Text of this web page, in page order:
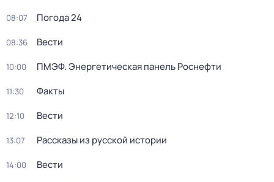
08:07 Погода 24
08:36 Вести
10:00 ПМЭФ. Энергетическая панель Роснефти
11:30 Факты
12:10 Вести
13:07 Рассказы из русской истории
14:00 Вести